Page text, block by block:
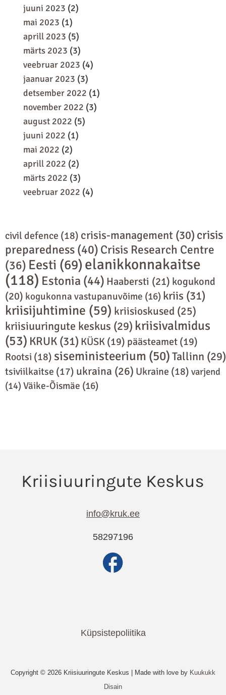
juuni 2023 (2)
mai 2023 (1)
aprill 2023 (5)
märts 2023 (3)
veebruar 2023 (4)
jaanuar 2023 (3)
detsember 2022 (1)
november 2022 (3)
august 2022 (5)
juuni 2022 (1)
mai 2022 (2)
aprill 2022 (2)
märts 2022 (3)
veebruar 2022 (4)
civil defence (18) crisis-management (30) crisis
preparedness (40) Crisis Research Centre
(36) Eesti (69)elanikkonnakaitse
(118) Estonia (44) Haabersti (21) kogukond
(20) kogukonna vastupanuvõime (16) kriis (31)
kriisijuhtimine (59) kriisioskused (25)
kriisiuuringute keskus (29) kriisivalmidus
(53) KRUK (31) KÜSK (19) päästeamet (19)
Rootsi (18) siseministeerium (50)Tallinn (29)
tsiviilkaitse (17) ukraina (26) Ukraine (18) varjend
(14) Väike-Õismäe (16)
info@kruk.ee
58297196
Küpsistepoliitika
Copyright © 2026 Kriisiuuringute Keskus | Made with love by Kuukukk
Disain